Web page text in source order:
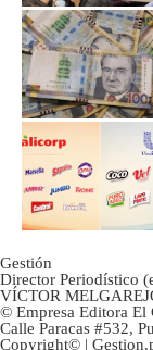
Gestión
Director Periodístico
VÍCTOR
© Empresa Editora El
Calle Paracas #532,
Copyright© |